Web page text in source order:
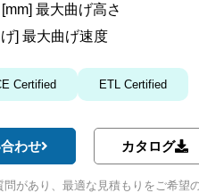
最大曲げ高さ
] 最大曲げ速度
Certified ETL Certified
わせ カタログ
問があり、最適な見積もりをご希望